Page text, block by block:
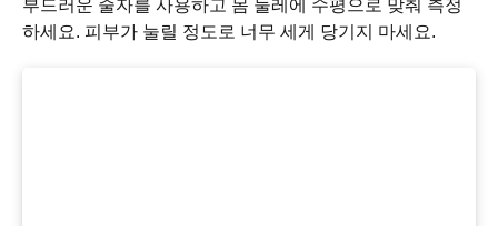
부드러운 줄자를 사용하고 몸 둘레에 수평으로 맞춰 측정
하세요. 피부가 눌릴 정도로 너무 세게 당기지 마세요.